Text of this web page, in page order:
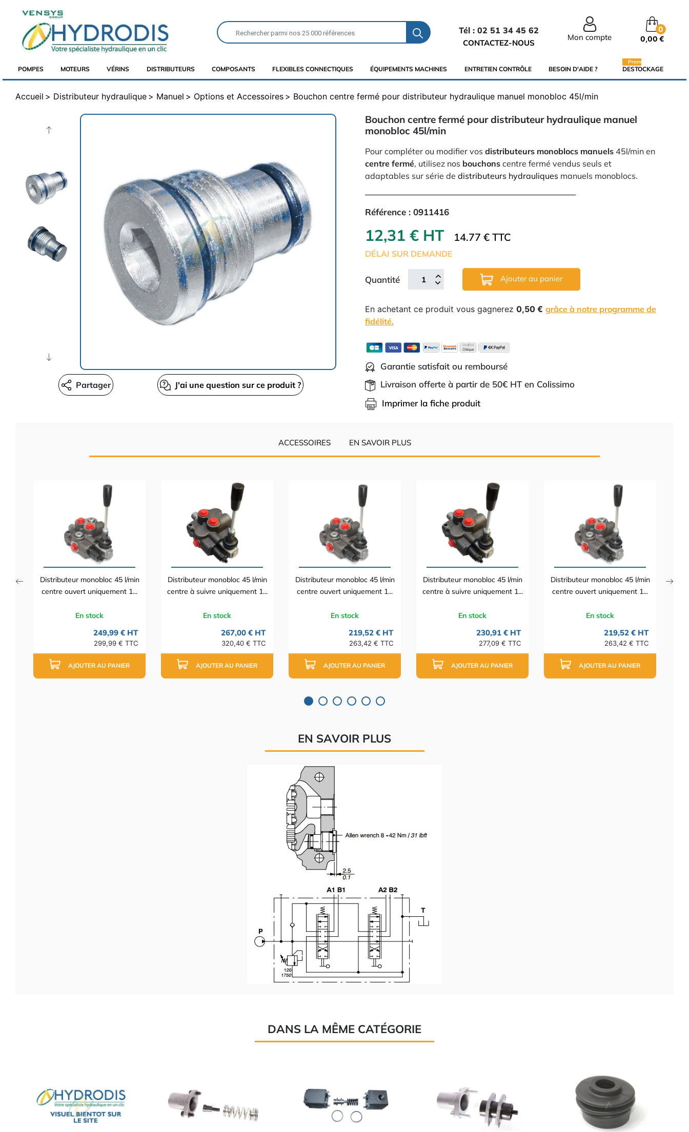
Tél : 02 51 34 45 62
CONTACTEZ-NOUS
Mon compte
0
0,00 €
POMPES MOTEURS VÉRINS DISTRIBUTEURS COMPOSANTS FLEXIBLES CONNECTIQUES ÉQUIPEMENTS MACHINES ENTRETIEN CONTRÔLE BESOIN D'AIDE ? DESTOCKAGE
Promo
Accueil Distributeur hydraulique Manuel Options et Accessoires Bouchon centre fermé pour distributeur hydraulique manuel monobloc 45l/min
J'ai une question sur ce produit ?
Partager
Bouchon centre fermé pour distributeur hydraulique manuel
monobloc 45l/min
Pour compléter ou modifier vos distributeurs monoblocs manuels 45l/min en
centre fermé, utilisez nos bouchons centre fermé vendus seuls et
adaptables sur série de distributeurs hydrauliques manuels monoblocs.
Référence : 0911416
12,31 € HT 14.77 € TTC
DÉLAI SUR DEMANDE
Quantité Ajouter au panier
En achetant ce produit vous gagnerez 0,50 € grâce à notre programme de
fidélité.
Garantie satisfait ou remboursé
Livraison offerte à partir de 50€ HT en Colissimo
Imprimer la fiche produit
ACCESSOIRES EN SAVOIR PLUS
Distributeur monobloc 45 l/min
centre ouvert uniquement 1...
En stock
249,99 € HT
299,99 € TTC
AJOUTER AU PANIER
Distributeur monobloc 45 l/min
centre à suivre uniquement 1...
En stock
267,00 € HT
320,40 € TTC
AJOUTER AU PANIER
Distributeur monobloc 45 l/min
centre ouvert uniquement 1...
En stock
219,52 € HT
263,42 € TTC
AJOUTER AU PANIER
Distributeur monobloc 45 l/min
centre à suivre uniquement 1...
En stock
230,91 € HT
277,09 € TTC
AJOUTER AU PANIER
Distributeur monobloc 45 l/min
centre ouvert uniquement 1...
En stock
219,52 € HT
263,42 € TTC
AJOUTER AU PANIER
EN SAVOIR PLUS
DANS LA MÊME CATÉGORIE